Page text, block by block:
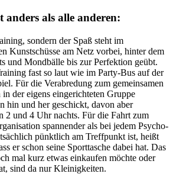
anders als alle anderen:
sondern der Spaß steht im
Kunstschüsse am Netz vorbei, hinter dem
und Mondbälle bis zur Perfektion geübt.
fast so laut wie im Party-Bus auf der
Für die Verabredung zum gemeinsamen
der eigens eingerichteten Gruppe
hin und her geschickt, davon aber
2 und 4 Uhr nachts. Für die Fahrt zum
spannender als bei jedem Psycho-
pünktlich am Treffpunkt ist, heißt
er schon seine Sporttasche dabei hat. Das
mal kurz etwas einkaufen möchte oder
sind da nur Kleinigkeiten.